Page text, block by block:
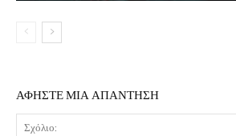
ΑΦΗΣΤΕ ΜΙΑ ΑΠΑΝΤΗΣΗ